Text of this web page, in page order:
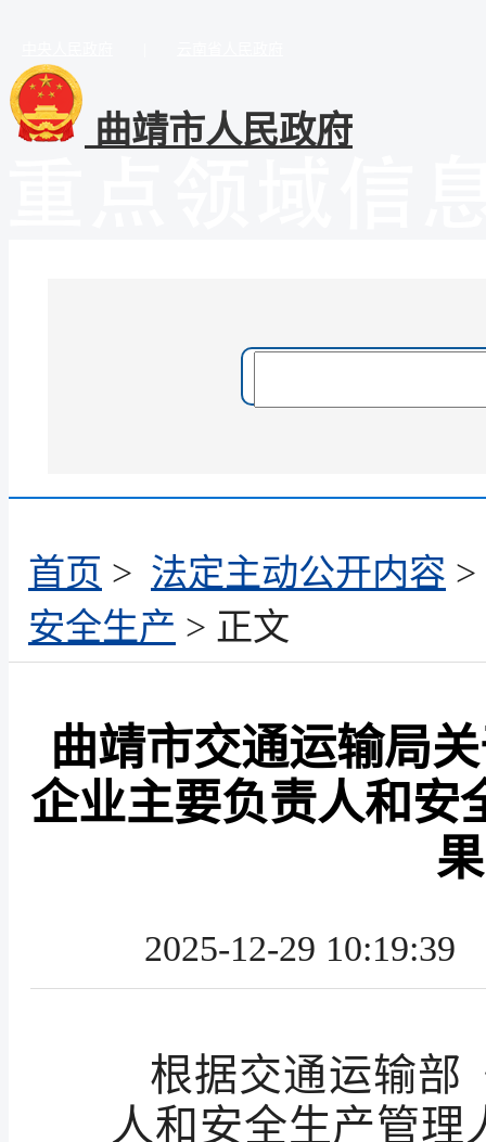
曲靖市人民政府
首页 > 法定主动公开内容 >
安全生产 > 正文
曲靖市交通运输局
企业主要负责人和安
2025-12-29
根据交通运输部
人和安全生产管理